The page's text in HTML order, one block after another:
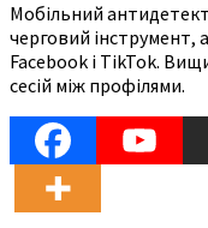
Мобільний
черговий інструмент,
Facebook і TikTok.
сесій між профілями.